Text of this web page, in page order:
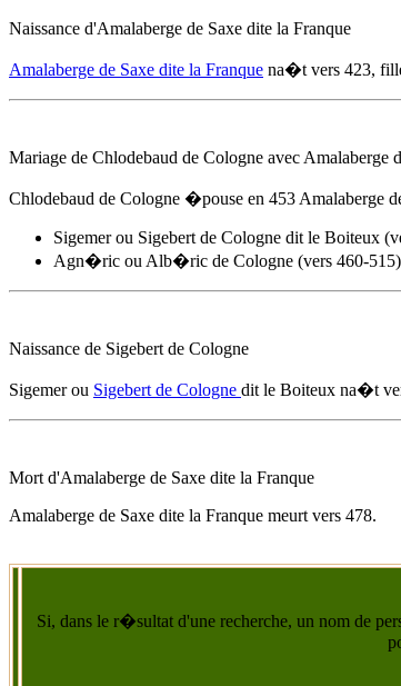
Naissance d'Amalaberge de Saxe dite la Franque
Amalaberge de Saxe dite la Franque na�t vers 423,
Mariage de Chlodebaud de Cologne avec Amalaberge
Chlodebaud de Cologne �pouse en 453 Amalaberge
Sigemer ou Sigebert de Cologne dit le Boiteux
Agn�ric ou Alb�ric de Cologne (vers 460-
Naissance de Sigebert de Cologne
Sigemer ou Sigebert de Cologne dit le Boiteux na�t
Mort d'Amalaberge de Saxe dite la Franque
Amalaberge de Saxe dite la Franque meurt vers 478.
Si, dans le r�sultat d'une recherche, un nom de